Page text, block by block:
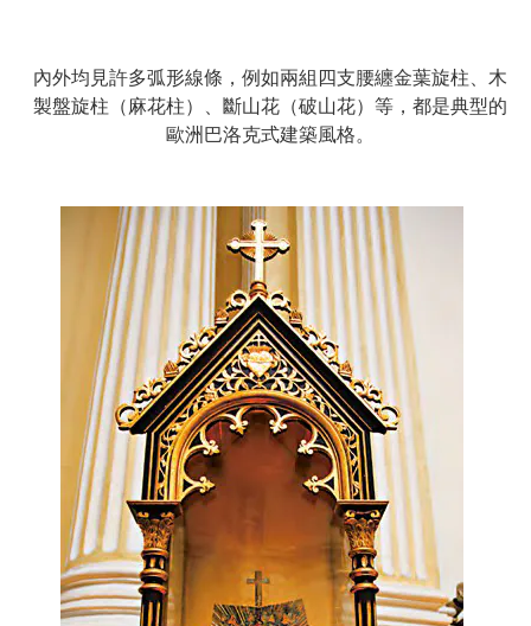
內外均見許多弧形線條，例如兩組四支腰纏金葉旋柱、木
製盤旋柱（麻花柱）、斷山花（破山花）等，都是典型的
歐洲巴洛克式建築風格。